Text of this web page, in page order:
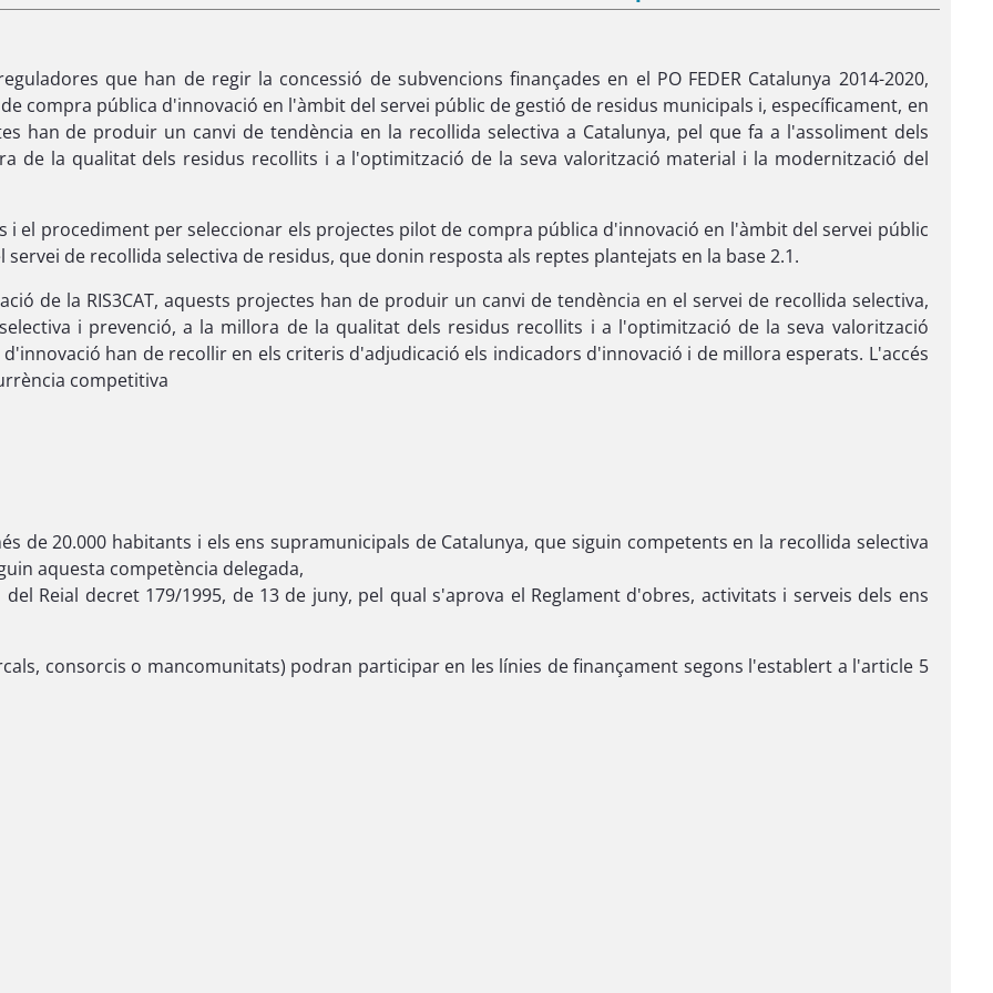
que han de regir la concessió de subvencions finançades en el PO FEDER Catalunya 2014-2020,
compra pública d'innovació en l'àmbit del servei públic de gestió de residus municipals i, específicament, en
han de produir un canvi de tendència en la recollida selectiva a Catalunya, pel que fa a l'assoliment dels
de la qualitat dels residus recollits i a l'optimització de la seva valorització material i la modernització del
i el procediment per seleccionar els projectes pilot de compra pública d'innovació en l'àmbit del servei públic
de recollida selectiva de residus, que donin resposta als reptes plantejats en la base 2.1.
de la RIS3CAT, aquests projectes han de produir un canvi de tendència en el servei de recollida selectiva,
i prevenció, a la millora de la qualitat dels residus recollits i a l'optimització de la seva valorització
han de recollir en els criteris d'adjudicació els indicadors d'innovació i de millora esperats. L'accés
competitiva
de 20.000 habitants i els ens supramunicipals de Catalunya, que siguin competents en la recollida selectiva
aquesta competència delegada,
Reial decret 179/1995, de 13 de juny, pel qual s'aprova el Reglament d'obres, activitats i serveis dels ens
consorcis o mancomunitats) podran participar en les línies de finançament segons l'establert a l'article 5